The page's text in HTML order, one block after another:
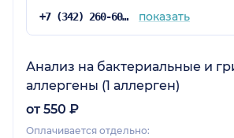
+7 (342) 260-60-60 показать
Анализ на бактериальные и
аллергены (1 аллерген)
от 550 ₽
Оплачивается отдельно: